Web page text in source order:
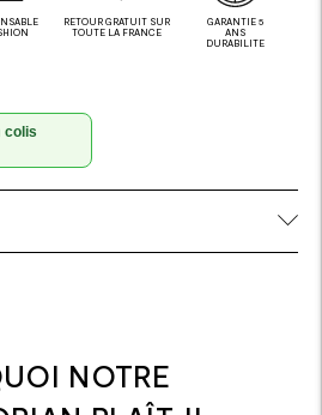
RETOUR GRATUIT SUR
TOUTE LA FRANCE
GARANTIE 5
ANS
DURABILITE
colis
NOTRE